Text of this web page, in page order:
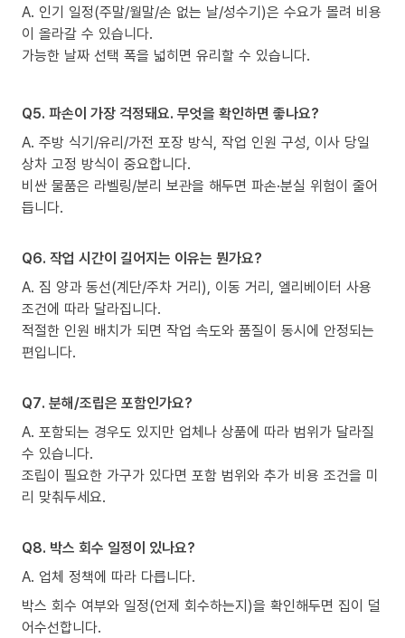
A. 인기 일정(주말/월말/손 없는 날/성수기)은 수요가 몰려 비용
이 올라갈 수 있습니다.
가능한 날짜 선택 폭을 넓히면 유리할 수 있습니다.
Q5. 파손이 가장 걱정돼요. 무엇을 확인하면 좋나요?
A. 주방 식기/유리/가전 포장 방식, 작업 인원 구성, 이사 당일
상차 고정 방식이 중요합니다.
비싼 물품은 라벨링/분리 보관을 해두면 파손·분실 위험이 줄어
듭니다.
Q6. 작업 시간이 길어지는 이유는 뭔가요?
A. 짐 양과 동선(계단/주차 거리), 이동 거리, 엘리베이터 사용
조건에 따라 달라집니다.
적절한 인원 배치가 되면 작업 속도와 품질이 동시에 안정되는
편입니다.
Q7. 분해/조립은 포함인가요?
A. 포함되는 경우도 있지만 업체나 상품에 따라 범위가 달라질
수 있습니다.
조립이 필요한 가구가 있다면 포함 범위와 추가 비용 조건을 미
리 맞춰두세요.
Q8. 박스 회수 일정이 있나요?
A. 업체 정책에 따라 다릅니다.
박스 회수 여부와 일정(언제 회수하는지)을 확인해두면 집이 덜
어수선합니다.